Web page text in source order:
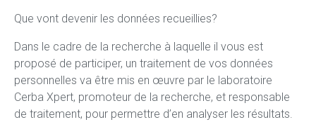
Que vont devenir les données recueillies?
Dans le cadre de la recherche à laquelle il vous est
proposé de participer, un traitement de vos données
personnelles va être mis en œuvre par le laboratoire
Cerba Xpert, promoteur de la recherche, et responsable
de traitement, pour permettre d’en analyser les résultats.